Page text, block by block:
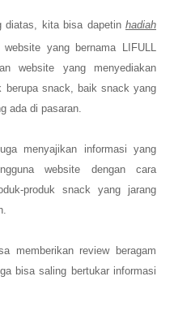
diatas, kita bisa dapetin hadiah
yang bernama LIFULL
website yang menyediakan
berupa snack, baik snack yang
ada di pasaran.
menyajikan informasi yang
website dengan cara
produk snack yang jarang
memberikan review beragam
bisa saling bertukar informasi